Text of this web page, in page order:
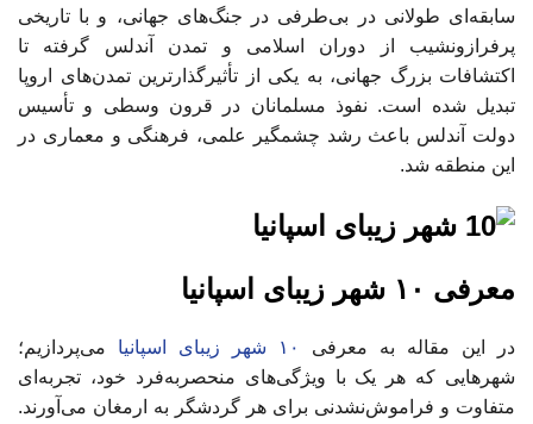
سابقه‌ای طولانی در بی‌طرفی در جنگ‌های جهانی، و با تاریخی
پرفرازونشیب از دوران اسلامی و تمدن آندلس گرفته تا
اکتشافات بزرگ جهانی، به یکی از تأثیرگذارترین تمدن‌های اروپا
تبدیل شده است. نفوذ مسلمانان در قرون وسطی و تأسیس
دولت آندلس باعث رشد چشمگیر علمی، فرهنگی و معماری در
این منطقه شد.
معرفی ۱۰ شهر زیبای اسپانیا
در این مقاله به معرفی ۱۰ شهر زیبای اسپانیا
می‌پردازیم؛
شهرهایی که هر یک با ویژگی‌های منحصربه‌فرد خود، تجربه‌ای
متفاوت و فراموش‌نشدنی برای هر گردشگر به ارمغان می‌آورند.